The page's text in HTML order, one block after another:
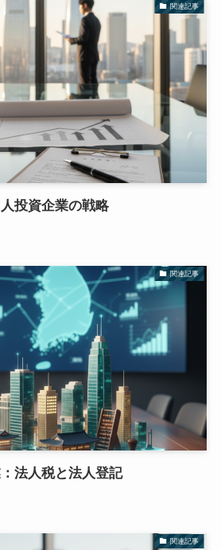
関連記事
投資企業の戦略
関連記事
法人税と法人登記
関連記事